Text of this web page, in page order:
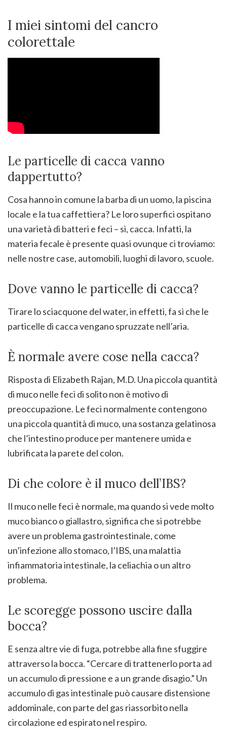
I miei sintomi del cancro
colorettale
Le particelle di cacca vanno
dappertutto?
Cosa hanno in comune la barba di un uomo, la piscina
locale e la tua caffettiera? Le loro superfici ospitano
una varietà di batteri e feci – sì, cacca. Infatti, la
materia fecale è presente quasi ovunque ci troviamo:
nelle nostre case, automobili, luoghi di lavoro, scuole.
Dove vanno le particelle di cacca?
Tirare lo sciacquone del water, in effetti, fa sì che le
particelle di cacca vengano spruzzate nell’aria.
È normale avere cose nella cacca?
Risposta di Elizabeth Rajan, M.D. Una piccola quantità
di muco nelle feci di solito non è motivo di
preoccupazione. Le feci normalmente contengono
una piccola quantità di muco, una sostanza gelatinosa
che l’intestino produce per mantenere umida e
lubrificata la parete del colon.
Di che colore è il muco dell’IBS?
Il muco nelle feci è normale, ma quando si vede molto
muco bianco o giallastro, significa che si potrebbe
avere un problema gastrointestinale, come
un’infezione allo stomaco, l’IBS, una malattia
infiammatoria intestinale, la celiachia o un altro
problema.
Le scoregge possono uscire dalla
bocca?
E senza altre vie di fuga, potrebbe alla fine sfuggire
attraverso la bocca. “Cercare di trattenerlo porta ad
un accumulo di pressione e a un grande disagio.” Un
accumulo di gas intestinale può causare distensione
addominale, con parte del gas riassorbito nella
circolazione ed espirato nel respiro.